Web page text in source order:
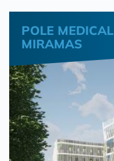
POLE MEDICAL
MIRAMAS